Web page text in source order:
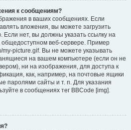
к сообщениям?
в ваших сообщениях. Если
вложения, вы можете загрузить
нет, вы должны указать ссылку на
веб-сервере. Пример
my-picture.gif. Вы не можете указывать
на вашем компьютере (если он не
ни на изображения, для доступа к
как, например, на почтовые ящики
паролями сайты и т. п. Для указания
в сообщениях тег BBCode [img].